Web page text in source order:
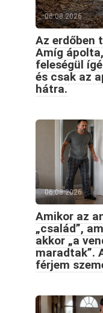
06.08.2026
Az erdőben
Amíg
feleségül
és csak az
hátra.
06.08.2026
Amikor az
„család”,
akkor „a
maradtak”.
férjem